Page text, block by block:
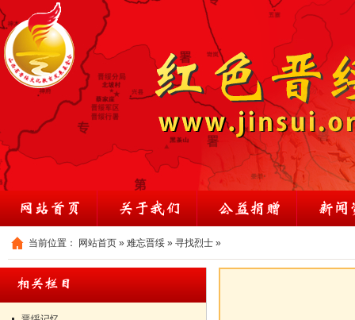
当前位置： 网站首页 » 难忘晋绥 » 寻找烈士 »